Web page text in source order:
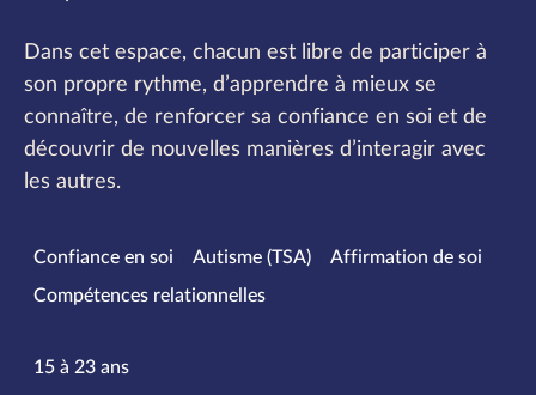
Dans cet espace, chacun est libre de participer à
son propre rythme, d’apprendre à mieux se
connaître, de renforcer sa confiance en soi et de
découvrir de nouvelles manières d’interagir avec
les autres.
Spécialités
Confiance en soi Autisme (TSA)
Affirmation de soi
Compétences relationnelles
Tranches d’âge
15 à 23 ans